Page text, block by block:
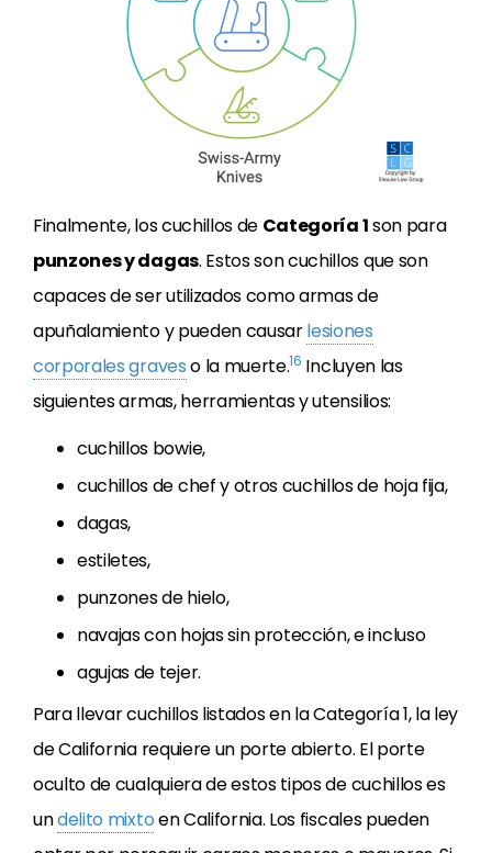
Finalmente, los cuchillos de Categoría 1son para
punzones y dagas. Estos son cuchillos que son
capaces de ser utilizados como armas de
apuñalamiento y pueden causarlesiones
corporales graveso la muerte.16 Incluyen las
siguientes armas, herramientas y utensilios:
cuchillos bowie,
cuchillos de chef y otros cuchillos de hoja fija,
dagas,
estiletes,
punzones de hielo,
navajas con hojas sin protección, e incluso
agujas de tejer.
Para llevar cuchillos listados en la Categoría 1, la ley
de California requiere un porte abierto. El porte
oculto de cualquiera de estos tipos de cuchillos es
undelito mixtoen California. Los fiscales pueden